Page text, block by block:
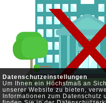
Datenschutzeinstellungen
Um Ihnen ein Höchstmaß an
unserer Website zu bieten,
Informationen zum Datenschutz